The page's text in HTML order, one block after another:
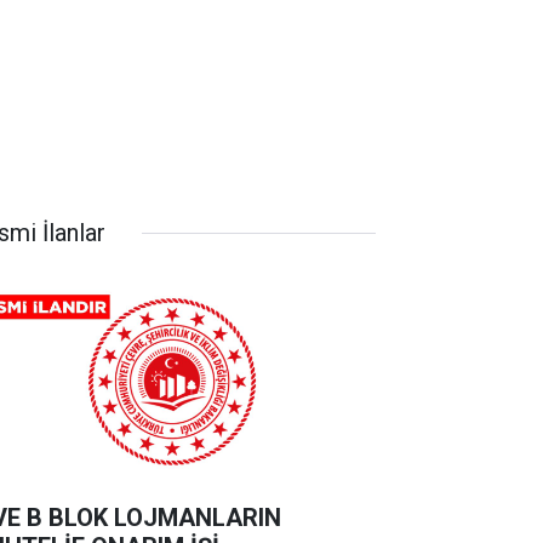
İlanlar
B BLOK LOJMANLARIN